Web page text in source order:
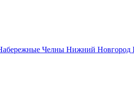
Челны Нижний Новгород